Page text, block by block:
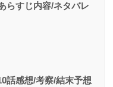
らすじ内容/ネタバレ
話感想/考察/結末予想